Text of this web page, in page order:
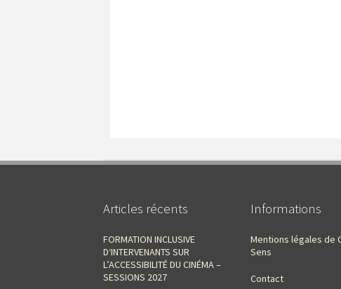
Articles récents
FORMATION INCLUSIVE
D‘INTERVENANTS SUR
L’ACCESSIBILITÉ DU CINÉMA –
SESSIONS 2027
Informations
Mentions légales de
Sens
Contact